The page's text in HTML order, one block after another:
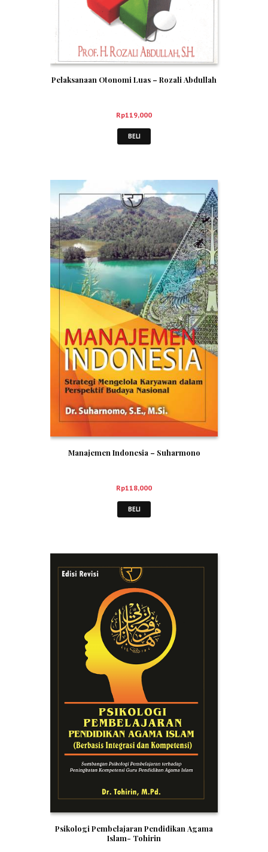
Pelaksanaan Otonomi Luas – Rozali Abdullah
Rp119,000
BELI
Manajemen Indonesia – Suharmono
Rp118,000
BELI
Psikologi Pembelajaran Pendidikan Agama
Islam- Tohirin